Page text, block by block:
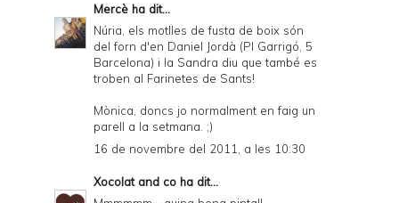
Mercè ha dit...
Núria, els motlles de fusta de boix són
del forn d'en Daniel Jordà (Pl Garrigó, 5
Barcelona) i la Sandra diu que també es
troben al Farinetes de Sants!
Mònica, doncs jo normalment en faig un
parell a la setmana. ;)
16 de novembre del 2011, a les 10:30
Xocolat and co ha dit...